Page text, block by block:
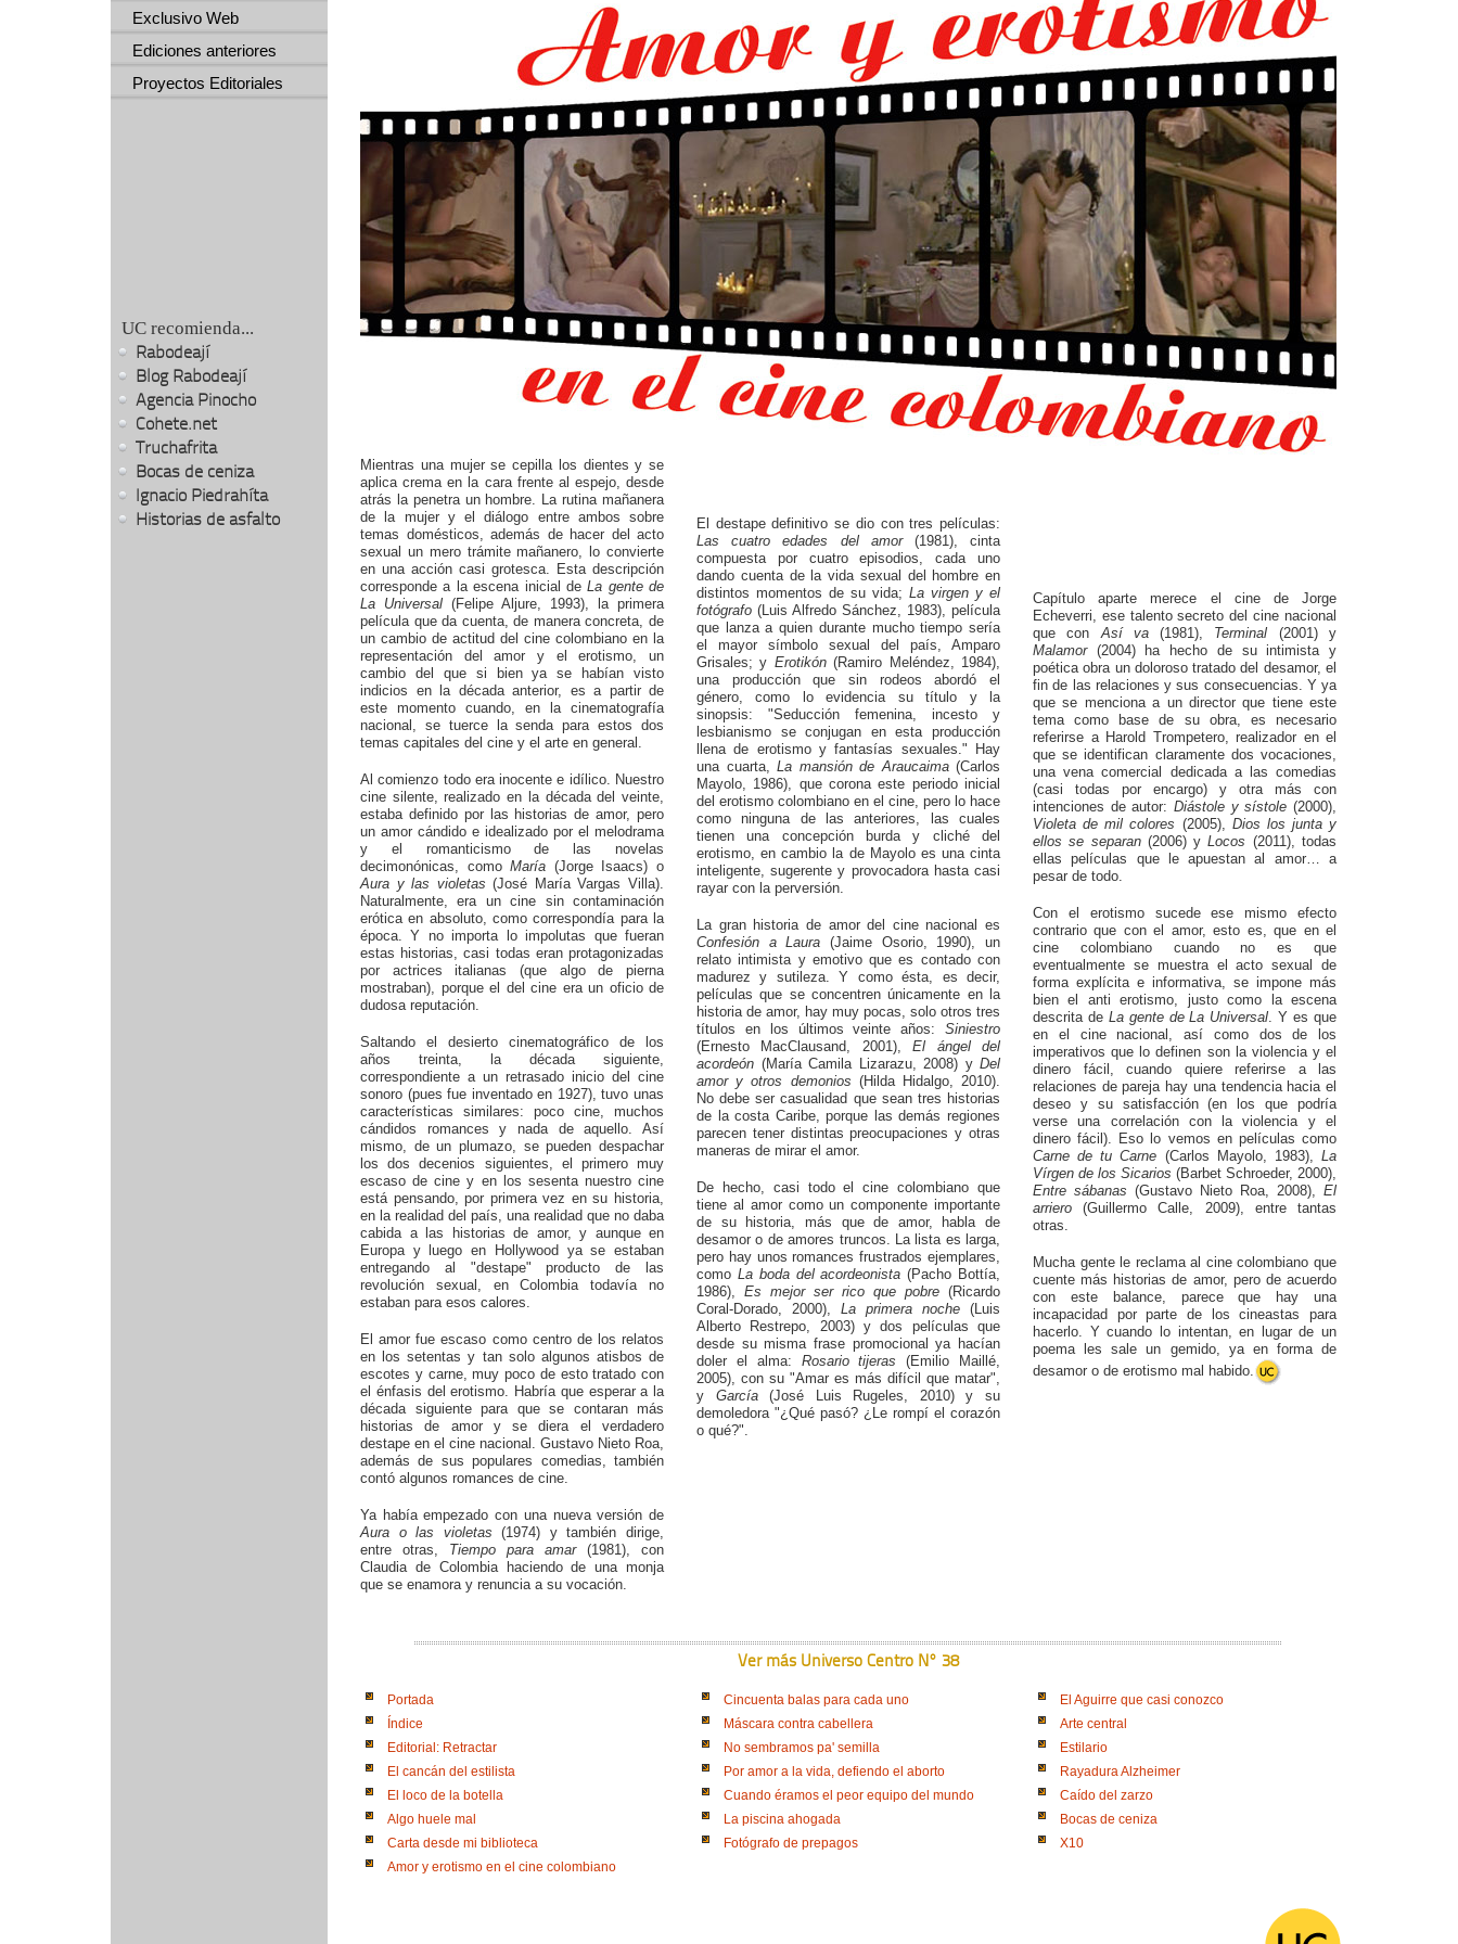
Exclusivo Web
Ediciones anteriores
Proyectos Editoriales
UC recomienda...
Rabodeají
Blog Rabodeají
Agencia Pinocho
Cohete.net
Truchafrita
Bocas de ceniza
Ignacio Piedrahíta
Historias de asfalto
Mientras una mujer se cepilla los dientes y se
aplica crema en la cara frente al espejo, desde
atrás la penetra un hombre. La rutina mañanera
de la mujer y el diálogo entre ambos sobre
temas domésticos, además de hacer del acto
sexual un mero trámite mañanero, lo convierte
en una acción casi grotesca. Esta descripción
corresponde a la escena inicial deLa gente de
La Universal (Felipe Aljure, 1993), la primera
película que da cuenta, de manera concreta, de
un cambio de actitud del cine colombiano en la
representación del amor y el erotismo, un
cambio del que si bien ya se habían visto
indicios en la década anterior, es a partir de
este momento cuando, en la cinematografía
nacional, se tuerce la senda para estos dos
temas capitales del cine y el arte en general.
Al comienzo todo era inocente e idílico. Nuestro
cine silente, realizado en la década del veinte,
estaba definido por las historias de amor, pero
un amor cándido e idealizado por el melodrama
y el romanticismo de las novelas
decimonónicas, comoMaría (Jorge Isaacs) o
Aura y las violetas (José María Vargas Villa).
Naturalmente, era un cine sin contaminación
erótica en absoluto, como correspondía para la
época. Y no importa lo impolutas que fueran
estas historias, casi todas eran protagonizadas
por actrices italianas (que algo de pierna
mostraban), porque el del cine era un oficio de
dudosa reputación.
Saltando el desierto cinematográfico de los
años treinta, la década siguiente,
correspondiente a un retrasado inicio del cine
sonoro (pues fue inventado en 1927), tuvo unas
características similares: poco cine, muchos
cándidos romances y nada de aquello. Así
mismo, de un plumazo, se pueden despachar
los dos decenios siguientes, el primero muy
escaso de cine y en los sesenta nuestro cine
está pensando, por primera vez en su historia,
en la realidad del país, una realidad que no daba
cabida a las historias de amor, y aunque en
Europa y luego en Hollywood ya se estaban
entregando al "destape" producto de las
revolución sexual, en Colombia todavía no
estaban para esos calores.
El amor fue escaso como centro de los relatos
en los setentas y tan solo algunos atisbos de
escotes y carne, muy poco de esto tratado con
el énfasis del erotismo. Habría que esperar a la
década siguiente para que se contaran más
historias de amor y se diera el verdadero
destape en el cine nacional. Gustavo Nieto Roa,
además de sus populares comedias, también
contó algunos romances de cine.
Ya había empezado con una nueva versión de
Aura o las violetas (1974) y también dirige,
entre otras, Tiempo para amar(1981), con
Claudia de Colombia haciendo de una monja
que se enamora y renuncia a su vocación.
El destape definitivo se dio con tres películas:
Las cuatro edades del amor(1981), cinta
compuesta por cuatro episodios, cada uno
dando cuenta de la vida sexual del hombre en
distintos momentos de su vida; La virgen y el
fotógrafo (Luis Alfredo Sánchez, 1983), película
que lanza a quien durante mucho tiempo sería
el mayor símbolo sexual del país, Amparo
Grisales; y Erotikón(Ramiro Meléndez, 1984),
una producción que sin rodeos abordó el
género, como lo evidencia su título y la
sinopsis: "Seducción femenina, incesto y
lesbianismo se conjugan en esta producción
llena de erotismo y fantasías sexuales." Hay
una cuarta, La mansión de Araucaima(Carlos
Mayolo, 1986), que corona este periodo inicial
del erotismo colombiano en el cine, pero lo hace
como ninguna de las anteriores, las cuales
tienen una concepción burda y cliché del
erotismo, en cambio la de Mayolo es una cinta
inteligente, sugerente y provocadora hasta casi
rayar con la perversión.
La gran historia de amor del cine nacional es
Confesión a Laura (Jaime Osorio, 1990), un
relato intimista y emotivo que es contado con
madurez y sutileza. Y como ésta, es decir,
películas que se concentren únicamente en la
historia de amor, hay muy pocas, solo otros tres
títulos en los últimos veinte años: Siniestro
(Ernesto MacClausand, 2001),El ángel del
acordeón (María Camila Lizarazu, 2008) y Del
amor y otros demonios (Hilda Hidalgo, 2010).
No debe ser casualidad que sean tres historias
de la costa Caribe, porque las demás regiones
parecen tener distintas preocupaciones y otras
maneras de mirar el amor.
De hecho, casi todo el cine colombiano que
tiene al amor como un componente importante
de su historia, más que de amor, habla de
desamor o de amores truncos. La lista es larga,
pero hay unos romances frustrados ejemplares,
como La boda del acordeonista (Pacho Bottía,
1986), Es mejor ser rico que pobre (Ricardo
Coral-Dorado, 2000), La primera noche (Luis
Alberto Restrepo, 2003) y dos películas que
desde su misma frase promocional ya hacían
doler el alma: Rosario tijeras (Emilio Maillé,
2005), con su "Amar es más difícil que matar",
y García(José Luis Rugeles, 2010) y su
demoledora "¿Qué pasó? ¿Le rompí el corazón
o qué?".
Capítulo aparte merece el cine de Jorge
Echeverri, ese talento secreto del cine nacional
que conAsí va(1981), Terminal (2001) y
Malamor(2004) ha hecho de su intimista y
poética obra un doloroso tratado del desamor, el
fin de las relaciones y sus consecuencias. Y ya
que se menciona a un director que tiene este
tema como base de su obra, es necesario
referirse a Harold Trompetero, realizador en el
que se identifican claramente dos vocaciones,
una vena comercial dedicada a las comedias
(casi todas por encargo) y otra más con
intenciones de autor: Diástole y sístole (2000),
Violeta de mil colores (2005), Dios los junta y
ellos se separan(2006) yLocos (2011), todas
ellas películas que le apuestan al amor… a
pesar de todo.
Con el erotismo sucede ese mismo efecto
contrario que con el amor, esto es, que en el
cine colombiano cuando no es que
eventualmente se muestra el acto sexual de
forma explícita e informativa, se impone más
bien el anti erotismo, justo como la escena
descrita de La gente de La Universal. Y es que
en el cine nacional, así como dos de los
imperativos que lo definen son la violencia y el
dinero fácil, cuando quiere referirse a las
relaciones de pareja hay una tendencia hacia el
deseo y su satisfacción (en los que podría
verse una correlación con la violencia y el
dinero fácil). Eso lo vemos en películas como
Carne de tu Carne (Carlos Mayolo, 1983),La
Vírgen de los Sicarios (Barbet Schroeder, 2000),
Entre sábanas (Gustavo Nieto Roa, 2008), El
arriero (Guillermo Calle, 2009), entre tantas
otras.
Mucha gente le reclama al cine colombiano que
cuente más historias de amor, pero de acuerdo
con este balance, parece que hay una
incapacidad por parte de los cineastas para
hacerlo. Y cuando lo intentan, en lugar de un
poema les sale un gemido, ya en forma de
desamor o de erotismo mal habido.
Ver más Universo Centro N° 38
Portada
Índice
Editorial: Retractar
El cancán del estilista
El loco de la botella
Algo huele mal
Carta desde mi biblioteca
Amor y erotismo en el cine colombiano
Cincuenta balas para cada uno
Máscara contra cabellera
No sembramos pa' semilla
Por amor a la vida, defiendo el aborto
Cuando éramos el peor equipo del mundo
La piscina ahogada
Fotógrafo de prepagos
El Aguirre que casi conozco
Arte central
Estilario
Rayadura Alzheimer
Caído del zarzo
Bocas de ceniza
X10